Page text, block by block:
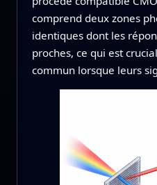
comprend deux zones
identiques dont les
proches, ce qui est
commun lorsque leurs